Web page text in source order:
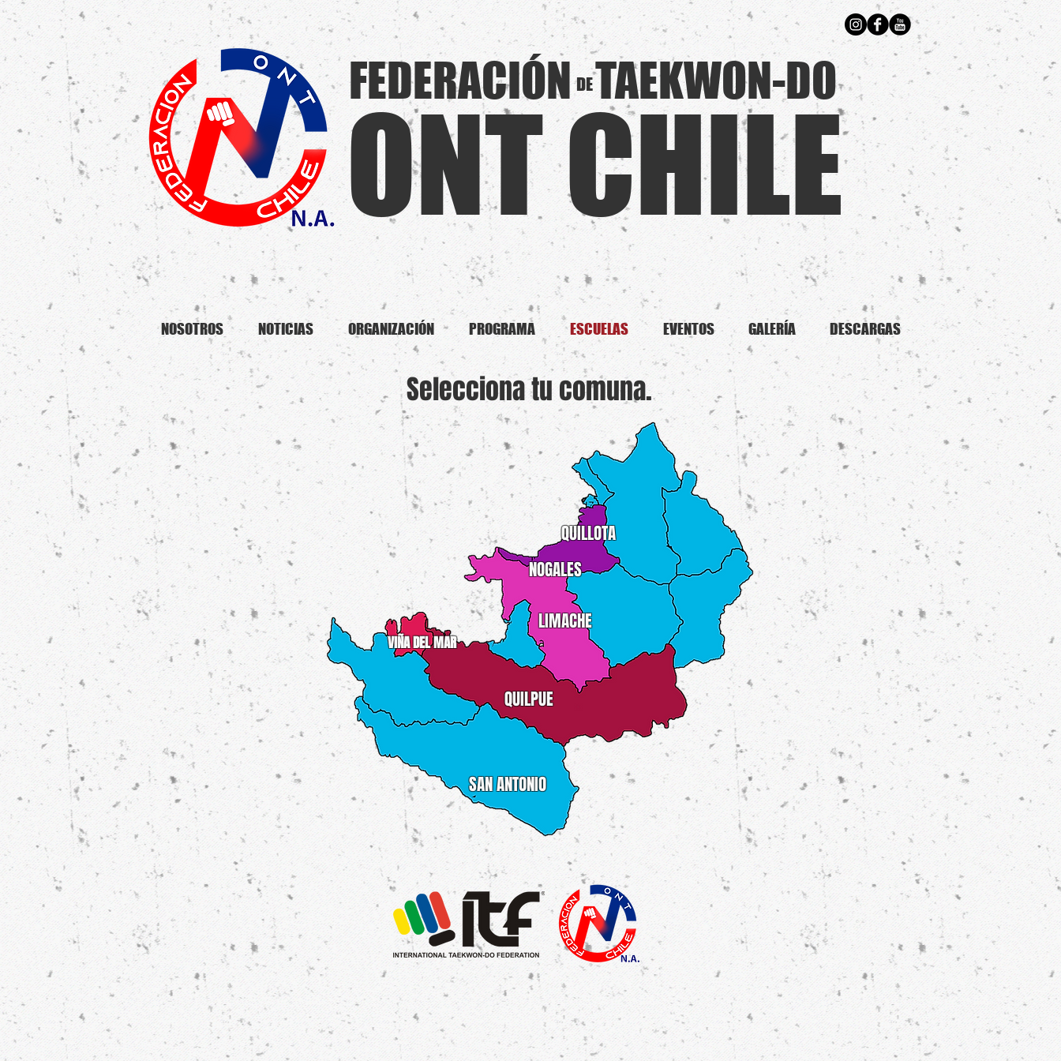
FEDERACIÓN
ONT CHILE
TAEKWON-DO
DE
NOSOTROS NOTICIAS ORGANIZACIÓN PROGRAMA ESCUELAS EVENTOS GALERÍA DESCARGAS
Selecciona tu comuna.
QUILLOTA
VIÑA DEL MAR
NOGALES
LIMACHE
QUILPUE
SAN ANTONIO